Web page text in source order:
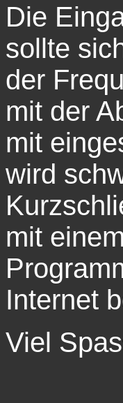
Die
sollte
der
mit der
mit
wird
mit
Internet
Viel